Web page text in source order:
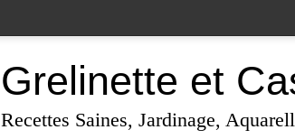
Grelinette et
Recettes Saines, Jardinage,